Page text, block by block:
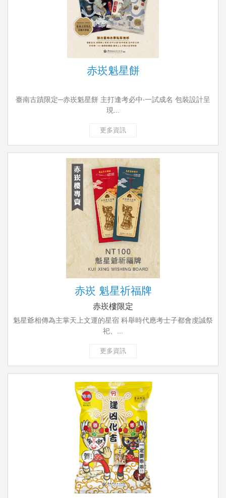
赤崁魁星餅
臺南古蹟限定─赤崁魁星餅 主打逢考必中‧一試成名 包裝設計呈
現...
更多資訊
赤崁 魁星祈福牌
赤崁樓限定
魁星爺相傳為主掌天上文運的星宿 科舉時代應考士子都會虔誠祭
祀、...
更多資訊